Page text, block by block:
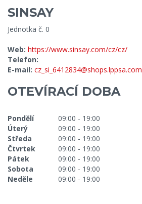
SINSAY
Jednotka č. 0
Web: https://www.sinsay.com/cz/cz/
Telefon:
E-mail: cz_si_6412834@shops.lppsa.com
OTEVÍRACÍ DOBA
Pondělí
09:00 - 19:00
Úterý
09:00 - 19:00
Středa
09:00 - 19:00
Čtvrtek
09:00 - 19:00
Pátek
09:00 - 19:00
Sobota
09:00 - 19:00
Neděle
09:00 - 19:00